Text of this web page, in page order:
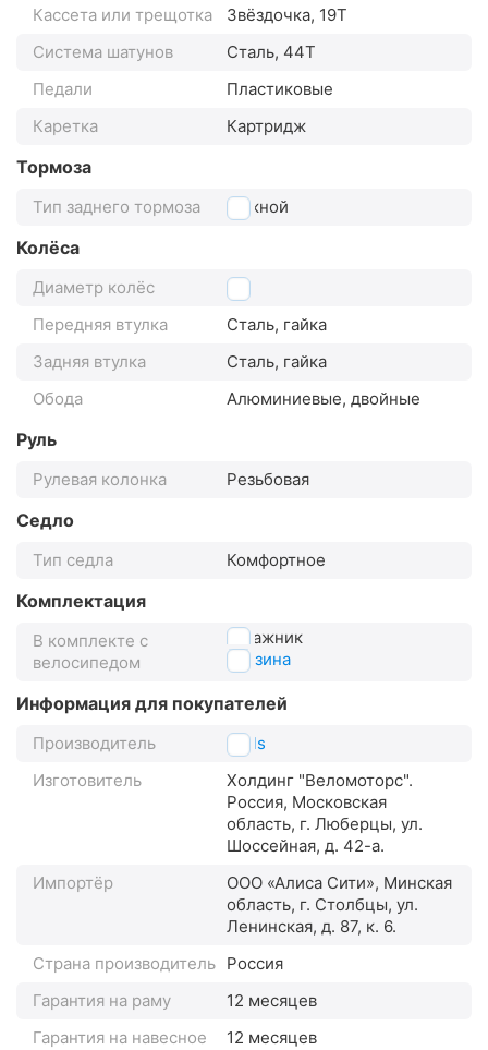
Кассета или трещотка
Звёздочка, 19Т
Система шатунов
Сталь, 44Т
Педали
Пластиковые
Каретка
Картридж
Тормоза
Тип заднего тормоза ножной
Колёса
Диаметр колёс
28"
Передняя втулка
Сталь, гайка
Задняя втулка
Сталь, гайка
Обода
Алюминиевые, двойные
Руль
Рулевая колонка Резьбовая
Седло
Тип седла Комфортное
Комплектация
В комплекте с
велосипедом
багажник
корзина
Информация для покупателей
Производитель
Stels
Изготовитель
Холдинг "Веломоторс".
Россия, Московская
область, г. Люберцы, ул.
Шоссейная, д. 42-а.
Импортёр
ООО «Алиса Сити», Минская
область, г. Столбцы, ул.
Ленинская, д. 87, к. 6.
Страна производитель Россия
Гарантия на раму
12 месяцев
Гарантия на навесное
12 месяцев